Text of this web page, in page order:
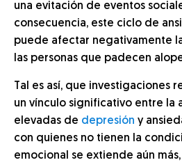
una evitación de eventos
consecuencia, este ciclo de
puede afectar negativamente
las personas que padecen
Tal es así, que investigaciones
un vínculo significativo entre la
elevadas de depresión y
con quienes no tienen la
emocional se extiende aún